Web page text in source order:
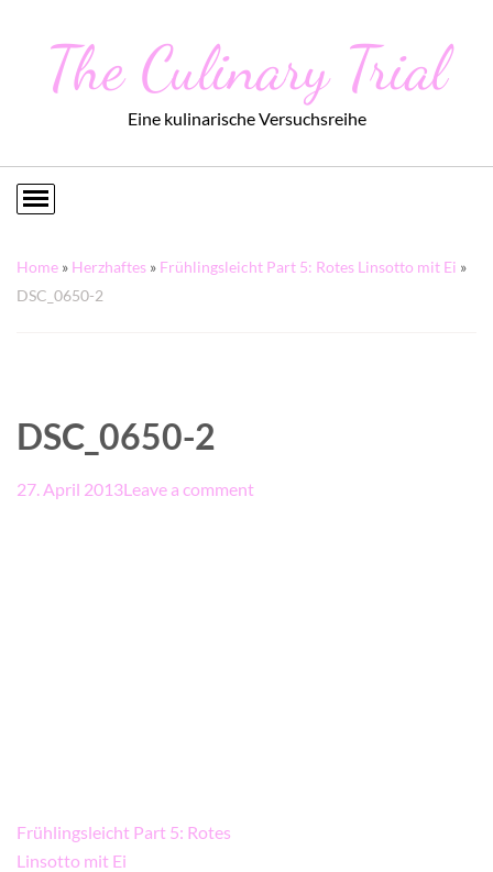
The Culinary Trial
Eine kulinarische Versuchsreihe
Home » Herzhaftes » Frühlingsleicht Part 5: Rotes Linsotto mit Ei »
DSC_0650-2
DSC_0650-2
27. April 2013Leave a comment
Beitragsnavigation
Frühlingsleicht Part 5: Rotes
Linsotto mit Ei